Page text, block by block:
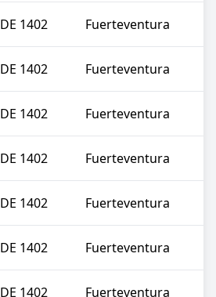
DE 1402 Fuerteventura
DE 1402 Fuerteventura
DE 1402 Fuerteventura
DE 1402 Fuerteventura
DE 1402 Fuerteventura
DE 1402 Fuerteventura
DE 1402 Fuerteventura